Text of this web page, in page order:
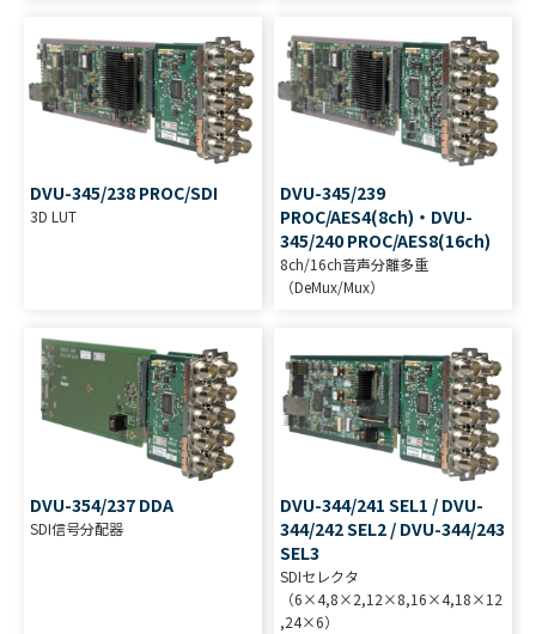
DVU-345/238 PROC/SDI
3D LUT
DVU-345/239
PROC/AES4(8ch)・DVU-
345/240 PROC/AES8(16ch)
8ch/16ch音声分離多重
（DeMux/Mux）
DVU-354/237 DDA
SDI信号分配器
DVU-344/241 SEL1 / DVU-
344/242 SEL2 / DVU-344/243
SEL3
SDIセレクタ
（6×4,8×2,12×8,16×4,18×12
,24×6）